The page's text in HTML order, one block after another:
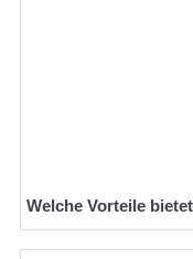
Welche Vorteile